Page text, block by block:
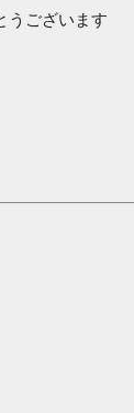
うございます